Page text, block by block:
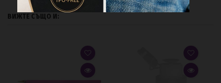
ВИЖТЕ СЪЩО И: